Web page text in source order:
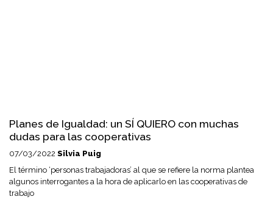
Planes de Igualdad: un SÍ QUIERO con muchas
dudas para las cooperativas
07/03/2022 Silvia Puig
El término ‘personas trabajadoras’ al que se refiere la norma plantea
algunos interrogantes a la hora de aplicarlo en las cooperativas de
trabajo